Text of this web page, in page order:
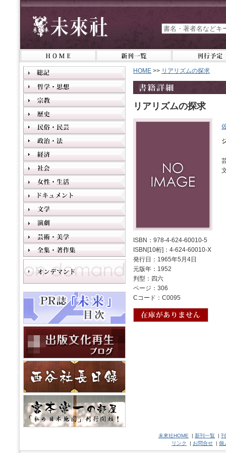
HOME >> リアリズムの探求
リアリズムの探求
ISBN：978-4-624-60010-5
ISBN[10桁]：4-624-60010-X
発行日：1965年5月4日
元版年：1952
判型：四六
ページ：306
Cコード：C0095
未來社HOME | 新刊一覧 |
リンク
| お問合せ | 個